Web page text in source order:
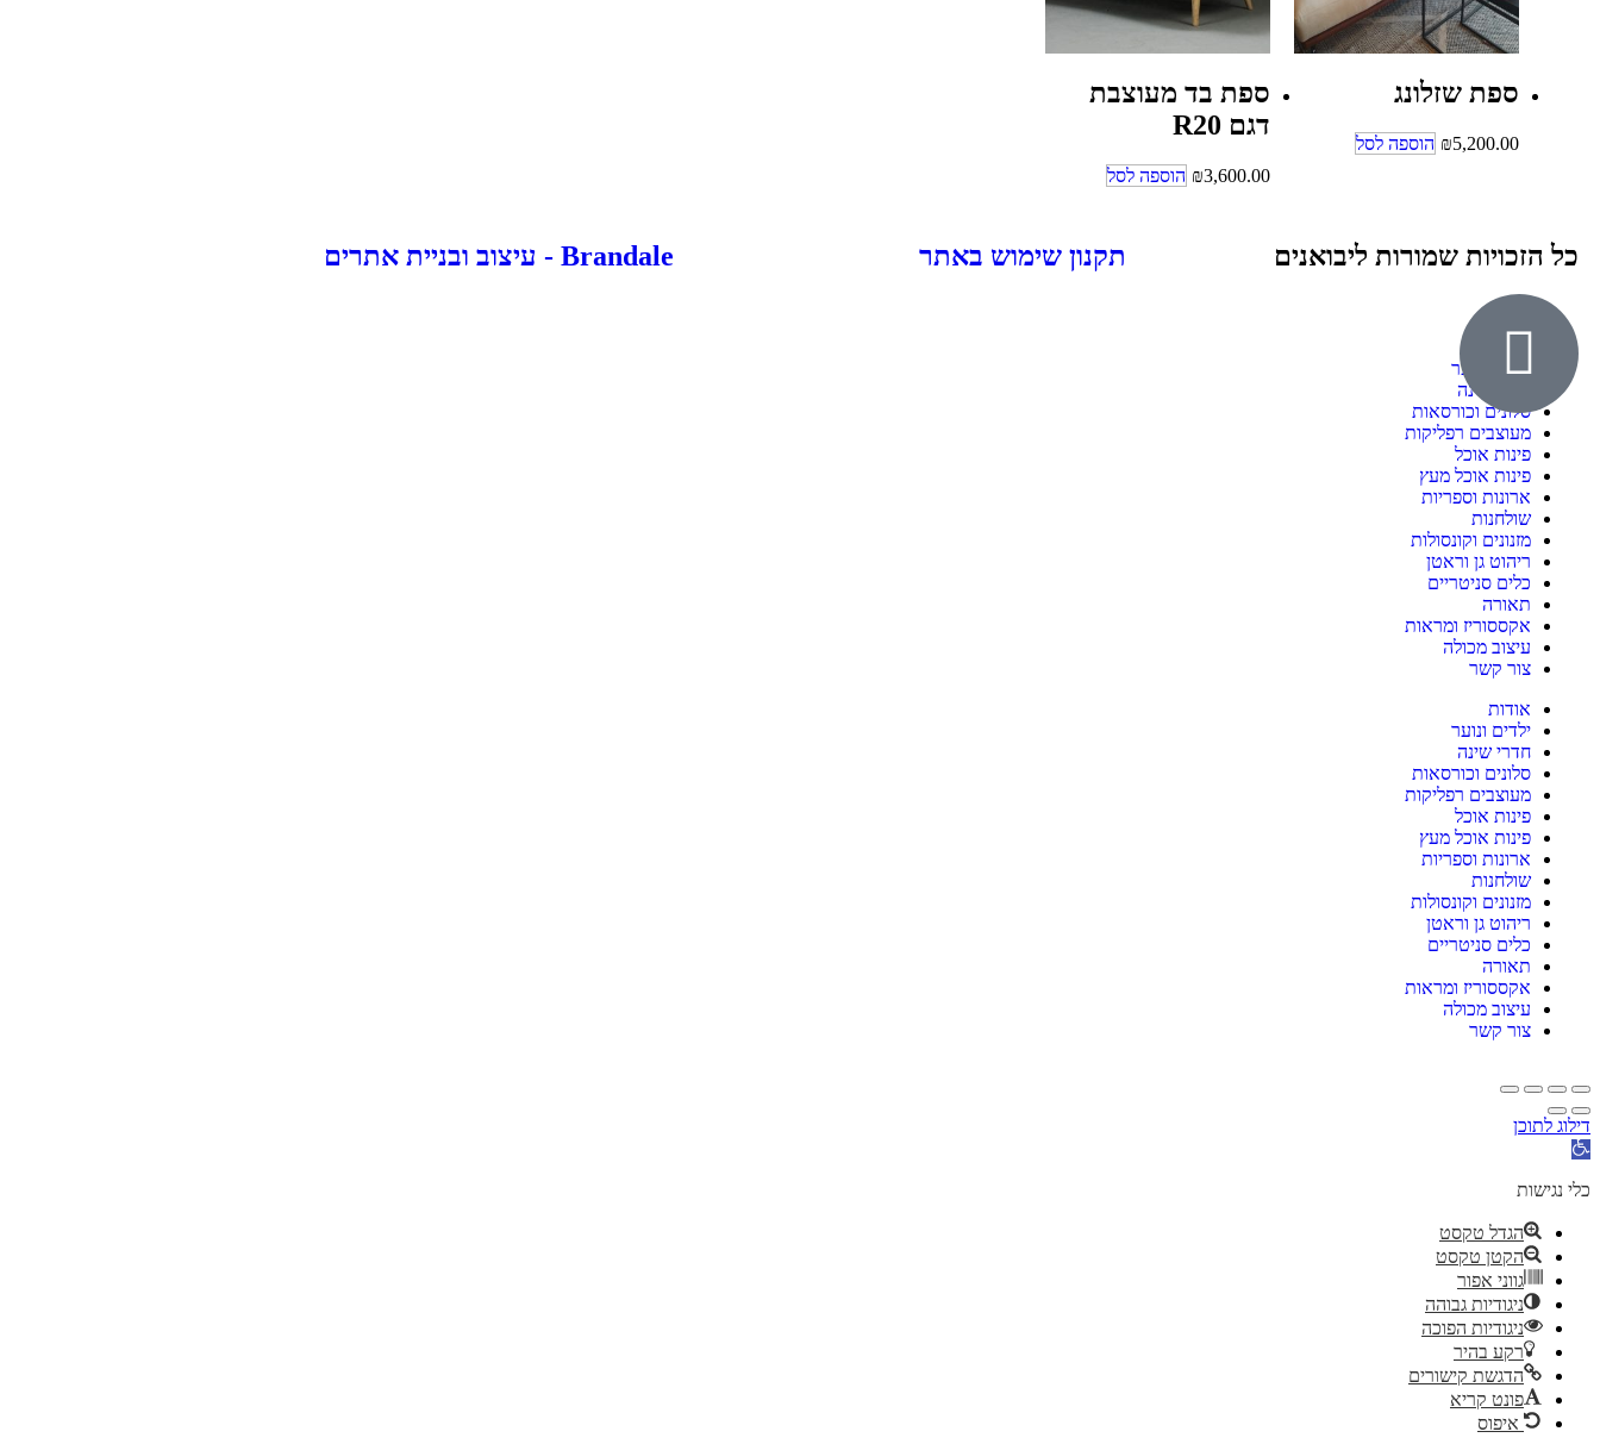
ספת שזלונג
₪5,200.00 הוספה לסל
ספת בד מעוצבת
דגם R20
₪3,600.00 הוספה לסל
כל הזכויות שמורות ליבואנים תקנון שימוש באתר Brandale - עיצוב ובניית אתרים
ילדים ונוער
חדרי שינה
סלונים וכורסאות
מעוצבים רפליקות
פינות אוכל
פינות אוכל מעץ
ארונות וספריות
שולחנות
מזנונים וקונסולות
ריהוט גן וראטן
כלים סניטריים
תאורה
אקססוריז ומראות
עיצוב מכולה
צור קשר
אודות
ילדים ונוער
חדרי שינה
סלונים וכורסאות
מעוצבים רפליקות
פינות אוכל
פינות אוכל מעץ
ארונות וספריות
שולחנות
מזנונים וקונסולות
ריהוט גן וראטן
כלים סניטריים
תאורה
אקססוריז ומראות
עיצוב מכולה
צור קשר
דילוג לתוכן
פתח
נגישות
כלי נגישות
הגדל טקסט
הקטן טקסט
גווני אפור
ניגודיות גבוהה
ניגודיות הפוכה
רקע בהיר
הדגשת קישורים
פונט קריא
איפוס